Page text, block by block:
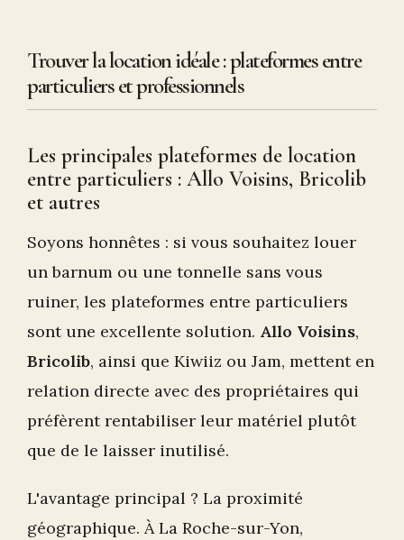
Trouver la location idéale : plateformes entre
particuliers et professionnels
Les principales plateformes de location
entre particuliers : Allo Voisins, Bricolib
et autres
Soyons honnêtes : si vous souhaitez louer
un barnum ou une tonnelle sans vous
ruiner, les plateformes entre particuliers
sont une excellente solution. Allo Voisins,
Bricolib, ainsi que Kiwiiz ou Jam, mettent en
relation directe avec des propriétaires qui
préfèrent rentabiliser leur matériel plutôt
que de le laisser inutilisé.
L'avantage principal ? La proximité
géographique. À La Roche-sur-Yon,